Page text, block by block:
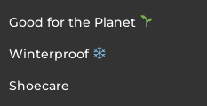
Good for the Planet
Winterproof
Shoecare